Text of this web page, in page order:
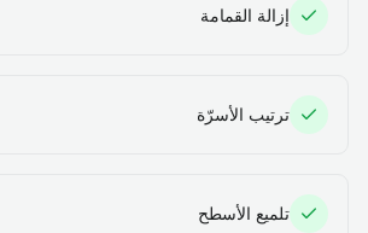
إزالة القمامة
ترتيب الأسرّة
تلميع الأسطح